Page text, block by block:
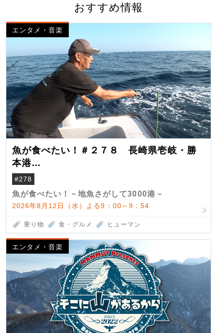
おすすめ情報
エンタメ・音楽
魚が食べたい！＃２７８ 長崎県壱岐・勝
本港
（クロマグロ）
#278
魚が食べたい！－地魚さがして3000港－
2026年8月12日（水）よる9：00～9：54
乗り物 食・グルメ ヒューマン
エンタメ・音楽